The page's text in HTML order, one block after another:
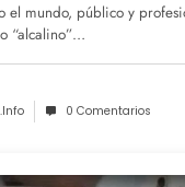
el mundo, público y
“alcalino”…
0 Comentarios